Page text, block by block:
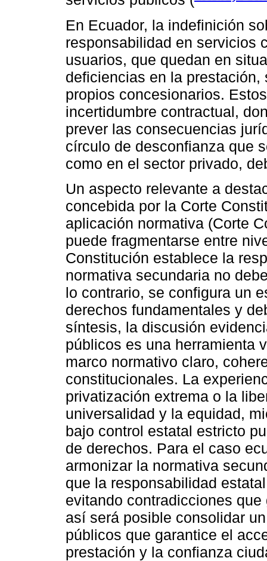
En Ecuador, la indefinición
responsabilidad en servicios
usuarios, que quedan en
deficiencias en la
propios concesionarios.
incertidumbre contractual,
prever las consecuencias
círculo de desconfianza que
como en el sector privado,
Un aspecto relevante a
concebida por la Corte
aplicación normativa (Corte
puede fragmentarse entre
Constitución establece la
normativa secundaria no
lo contrario, se configura un
derechos fundamentales y
síntesis, la discusión
públicos es una herramienta
marco normativo claro,
constitucionales. La
privatización extrema o la
universalidad y la equidad,
bajo control estatal estricto
de derechos. Para el caso
armonizar la normativa
que la responsabilidad
evitando contradicciones
así será posible consolidar
públicos que garantice el
prestación y la confianza